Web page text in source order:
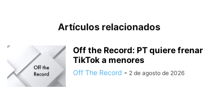
Artículos relacionados
Off the Record: PT quiere frenar
TikTok a menores
Off The Record - 2 de agosto de 2026